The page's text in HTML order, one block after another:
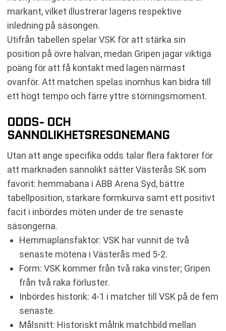
markant, vilket illustrerar lagens respektive
inledning på säsongen.
Utifrån tabellen spelar VSK för att stärka sin
position på övre halvan, medan Gripen jagar viktiga
poäng för att få kontakt med lagen närmast
ovanför. Att matchen spelas inomhus kan bidra till
ett högt tempo och färre yttre störningsmoment.
ODDS- OCH
SANNOLIKHETSRESONEMANG
Utan att ange specifika odds talar flera faktorer för
att marknaden sannolikt sätter Västerås SK som
favorit: hemmabana i ABB Arena Syd, bättre
tabellposition, starkare formkurva samt ett positivt
facit i inbördes möten under de tre senaste
säsongerna.
Hemmaplansfaktor: VSK har vunnit de två
senaste mötena i Västerås med 5-2.
Form: VSK kommer från två raka vinster; Gripen
från två raka förluster.
Inbördes historik: 4-1 i matcher till VSK på de fem
senaste.
Målsnitt: Historiskt målrik matchbild mellan